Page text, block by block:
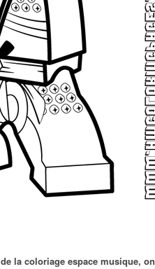
de la coloriage espace musique, on